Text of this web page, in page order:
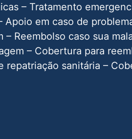
– Tratamento
Apoio em caso de
– Reembolso caso sua
– Cobertura para
repatriação sanitária –